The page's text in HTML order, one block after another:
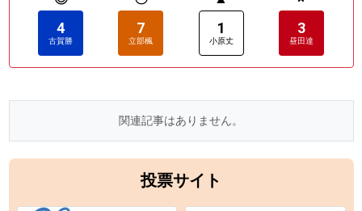
4
古賀勝
7
立部楓
1
小原丈
3
昼田達
関連記事はありません。
投票サイト